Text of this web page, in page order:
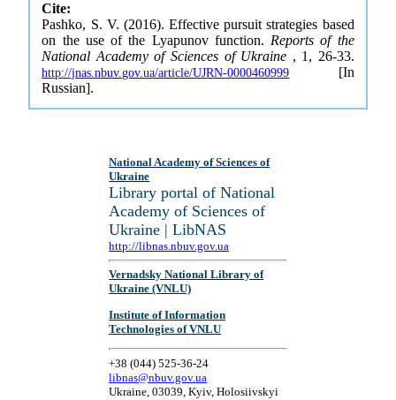
Cite:
Pashko, S. V. (2016). Effective pursuit strategies based
on the use of the Lyapunov function. Reports of the
National Academy of Sciences of Ukraine , 1, 26-33.
http://jnas.nbuv.gov.ua/article/UJRN-0000460999 [In
Russian].
National Academy of Sciences of
Ukraine
Library portal of National
Academy of Sciences of
Ukraine | LibNAS
http://libnas.nbuv.gov.ua
Vernadsky National Library of
Ukraine (VNLU)
Institute of Information
Technologies of VNLU
+38 (044) 525-36-24
libnas@nbuv.gov.ua
Ukraine, 03039, Kyiv, Holosiivskyi